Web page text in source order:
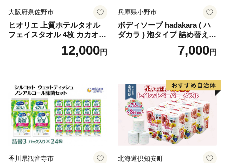
大阪府泉佐野市
ヒオリエ 上質ホテルタオル
フェイスタオル 4枚 カカオ
【タオル 泉州タオル 吸水 普
段使い 無地 シンプル 日用品
12,000円
兵庫県小野市
ボディソープ hadakara ( ハ
ダカラ ) 泡タイプ 詰め替え 4
40ml×4袋 ボディーソープ 泡
ボディソープ 泡 日用品 消耗
泡石鹸 石鹸 兵庫 兵庫県 小野
7,000円
香川県観音寺市 北海道倶知安町